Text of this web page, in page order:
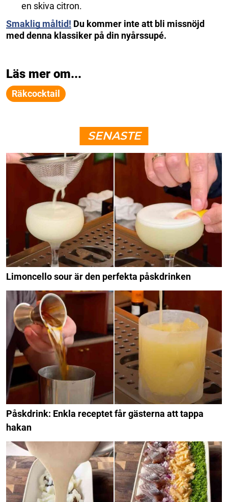
en skiva citron.
Smaklig måltid! Du kommer inte att bli missnöjd
med denna klassiker på din nyårssupé.
Läs mer om...
Räkcocktail
SENASTE
Limoncello sour är den perfekta påskdrinken
Påskdrink: Enkla receptet får gästerna att tappa
hakan